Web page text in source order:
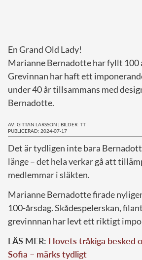
En Grand Old Lady!
Marianne Bernadotte har fyllt 100
Grevinnan har haft ett
under 40 år tillsammans med
Bernadotte.
AV: GITTAN LARSSON | BILDER: TT
PUBLICERAD: 2024-07-17
Det är tydligen inte bara
länge – det hela verkar gå att
medlemmar i släkten.
Marianne Bernadotte firade
100-årsdag. Skådespelerskan,
grevinnnan har levt ett riktigt
LÄS MER: Hovets tråkiga besked
Sofia – märks tydligt